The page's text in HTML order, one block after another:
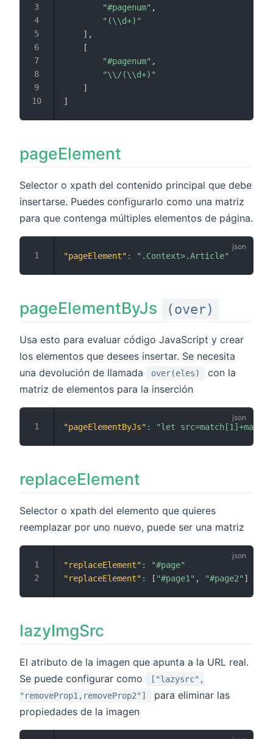
"#pagenum" ,
"(\\d+)"
] ,
[
"#pagenum" ,
"\\/(\\d+)"
]
]
pageElement
Selector o xpath del contenido principal que debe
insertarse. Puedes configurarlo como una matriz
para que contenga múltiples elementos de página.
"pageElement" : ".Context>.Article"
pageElementByJs (over)
Usa esto para evaluar código JavaScript y crear
los elementos que desees insertar. Se necesita
una devolución de llamada
over(eles)
con la
matriz de elementos para la inserción
"pageElementByJs" : "let
replaceElement
Selector o xpath del elemento que quieres
reemplazar por uno nuevo, puede ser una matriz
"replaceElement" :
"#page"
"replaceElement" : [ "#page1" , "#page2" ]
lazyImgSrc
El atributo de la imagen que apunta a la URL real.
Se puede configurar como
["lazysrc",
"removeProp1,removeProp2"]
para eliminar las
propiedades de la imagen